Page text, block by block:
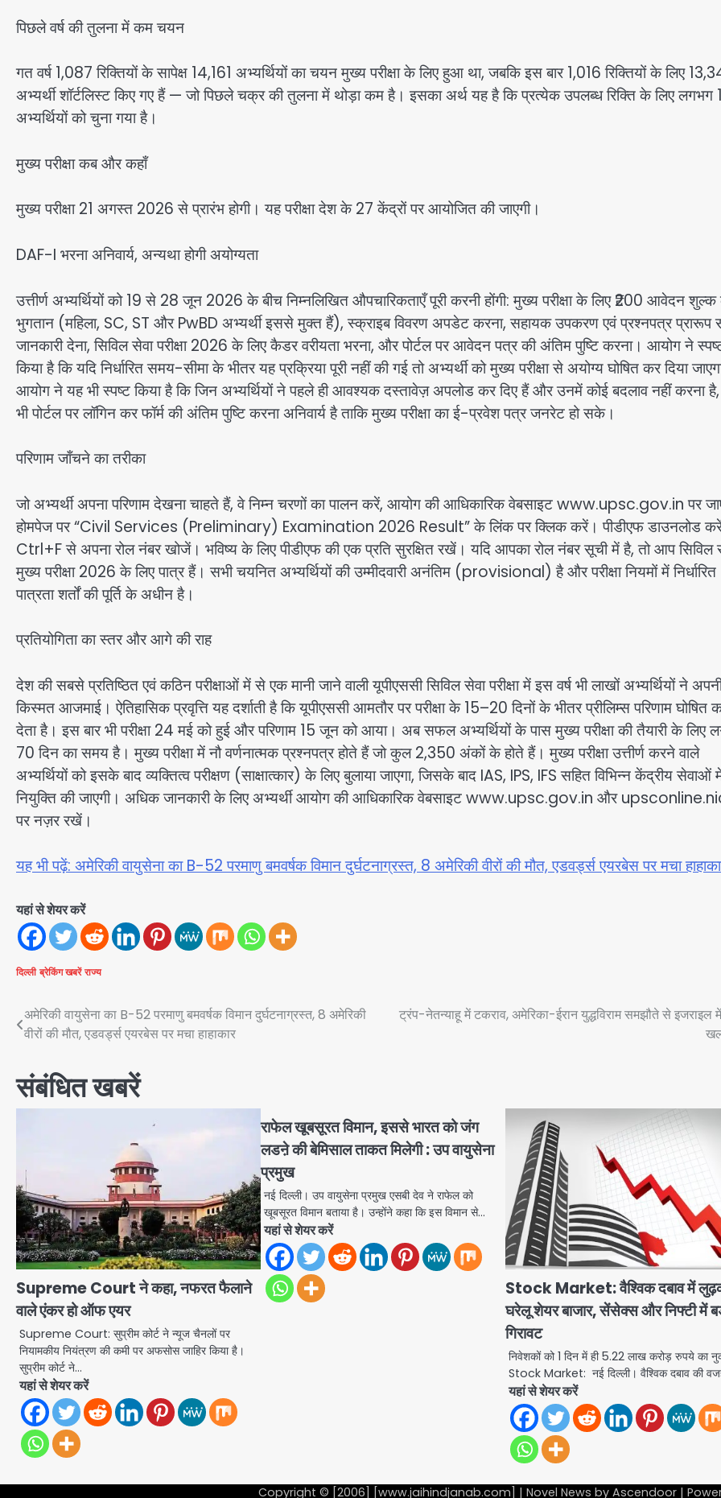
पिछले वर्ष की तुलना में कम चयन
गत वर्ष 1,087 रिक्तियों के सापेक्ष 14,161 अभ्यर्थियों का चयन मुख्य परीक्षा के लिए हुआ था, जबकि इस बार 1,016 रिक्तियों के लिए
अभ्यर्थी शॉर्टलिस्ट किए गए हैं — जो पिछले चक्र की तुलना में थोड़ा कम है। इसका अर्थ यह है कि प्रत्येक उपलब्ध रिक्ति के लिए लगभग
अभ्यर्थियों को चुना गया है।
मुख्य परीक्षा कब और कहाँ
मुख्य परीक्षा 21 अगस्त 2026 से प्रारंभ होगी। यह परीक्षा देश के 27 केंद्रों पर आयोजित की जाएगी।
DAF-I भरना अनिवार्य, अन्यथा होगी अयोग्यता
उत्तीर्ण अभ्यर्थियों को 19 से 28 जून 2026 के बीच निम्नलिखित औपचारिकताएँ पूरी करनी होंगी: मुख्य परीक्षा के लिए ₹200 आवेदन शुल्क
भुगतान (महिला, SC, ST और PwBD अभ्यर्थी इससे मुक्त हैं), स्क्राइब विवरण अपडेट करना, सहायक उपकरण एवं प्रश्नपत्र प्रारूप
जानकारी देना, सिविल सेवा परीक्षा 2026 के लिए कैडर वरीयता भरना, और पोर्टल पर आवेदन पत्र की अंतिम पुष्टि करना। आयोग ने
किया है कि यदि निर्धारित समय-सीमा के भीतर यह प्रक्रिया पूरी नहीं की गई तो अभ्यर्थी को मुख्य परीक्षा से अयोग्य घोषित कर दिया
आयोग ने यह भी स्पष्ट किया है कि जिन अभ्यर्थियों ने पहले ही आवश्यक दस्तावेज़ अपलोड कर दिए हैं और उनमें कोई बदलाव नहीं करना
भी पोर्टल पर लॉगिन कर फॉर्म की अंतिम पुष्टि करना अनिवार्य है ताकि मुख्य परीक्षा का ई-प्रवेश पत्र जनरेट हो सके।
परिणाम जाँचने का तरीका
जो अभ्यर्थी अपना परिणाम देखना चाहते हैं, वे निम्न चरणों का पालन करें, आयोग की आधिकारिक वेबसाइट www.upsc.gov.in पर
होमपेज पर “Civil Services (Preliminary) Examination 2026 Result” के लिंक पर क्लिक करें। पीडीएफ डाउनलोड
Ctrl+F से अपना रोल नंबर खोजें। भविष्य के लिए पीडीएफ की एक प्रति सुरक्षित रखें। यदि आपका रोल नंबर सूची में है, तो आप सिविल
मुख्य परीक्षा 2026 के लिए पात्र हैं। सभी चयनित अभ्यर्थियों की उम्मीदवारी अनंतिम (provisional) है और परीक्षा नियमों में निर्धारित
पात्रता शर्तों की पूर्ति के अधीन है।
प्रतियोगिता का स्तर और आगे की राह
देश की सबसे प्रतिष्ठित एवं कठिन परीक्षाओं में से एक मानी जाने वाली यूपीएससी सिविल सेवा परीक्षा में इस वर्ष भी लाखों अभ्यर्थियों ने
किस्मत आजमाई। ऐतिहासिक प्रवृत्ति यह दर्शाती है कि यूपीएससी आमतौर पर परीक्षा के 15–20 दिनों के भीतर प्रीलिम्स परिणाम घोषित
देता है। इस बार भी परीक्षा 24 मई को हुई और परिणाम 15 जून को आया। अब सफल अभ्यर्थियों के पास मुख्य परीक्षा की तैयारी के लिए
70 दिन का समय है। मुख्य परीक्षा में नौ वर्णनात्मक प्रश्नपत्र होते हैं जो कुल 2,350 अंकों के होते हैं। मुख्य परीक्षा उत्तीर्ण करने वाले
अभ्यर्थियों को इसके बाद व्यक्तित्व परीक्षण (साक्षात्कार) के लिए बुलाया जाएगा, जिसके बाद IAS, IPS, IFS सहित विभिन्न केंद्रीय सेवाओं
नियुक्ति की जाएगी। अधिक जानकारी के लिए अभ्यर्थी आयोग की आधिकारिक वेबसाइट www.upsc.gov.in और
पर नज़र रखें।
यह भी पढ़ें: अमेरिकी वायुसेना का B-52 परमाणु बमवर्षक विमान दुर्घटनाग्रस्त, 8 अमेरिकी वीरों की मौत, एडवर्ड्स एयरबेस पर मचा
यहां से शेयर करें
दिल्ली ब्रेकिंग खबरें राज्य
Post
navigation
अमेरिकी वायुसेना का B-52 परमाणु बमवर्षक विमान दुर्घटनाग्रस्त, 8 अमेरिकी
वीरों की मौत, एडवर्ड्स एयरबेस पर मचा हाहाकार
ट्रंप-नेतन्याहू में टकराव, अमेरिका-ईरान युद्धविराम समझौते से इजराइल
संबंधित खबरें
Supreme Court ने कहा, नफरत फैलाने
वाले एंकर हो ऑफ एयर
Supreme Court: सुप्रीम कोर्ट ने न्यूज चैनलों पर
नियामकीय नियंत्रण की कमी पर अफसोस जाहिर किया है।
सुप्रीम कोर्ट ने…
यहां से शेयर करें
राफेल खूबसूरत विमान, इससे भारत को जंग
लडऩे की बेमिसाल ताकत मिलेगी : उप वायुसेना
प्रमुख
नई दिल्ली। उप वायुसेना प्रमुख एसबी देव ने राफेल को
खूबसूरत विमान बताया है। उन्होंने कहा कि इस विमान से…
यहां से शेयर करें
Stock Market: वैश्विक दबाव में
घरेलू शेयर बाजार, सेंसेक्स और निफ्टी में
गिरावट
निवेशकों को 1 दिन में ही 5.22 लाख करोड़ रुपये का
Stock Market: नई दिल्ली। वैश्विक दबाव की
यहां से शेयर करें
Copyright © [2006] [www.jaihindjanab.com] | Novel News by Ascendoor |